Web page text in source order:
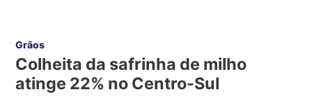
Grãos
Colheita da safrinha de milho
atinge 22% no Centro-Sul